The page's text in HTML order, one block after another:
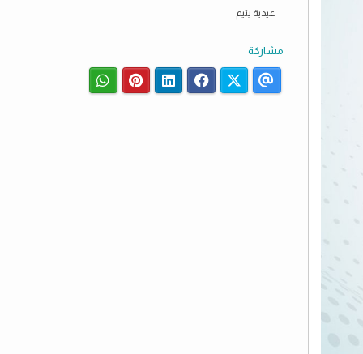
عيدية يتيم
مشاركة